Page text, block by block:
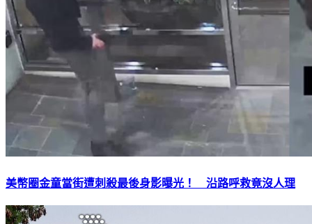
美幣圈金童當街遭刺殺最後身影曝光！ 沿路呼救竟沒人理